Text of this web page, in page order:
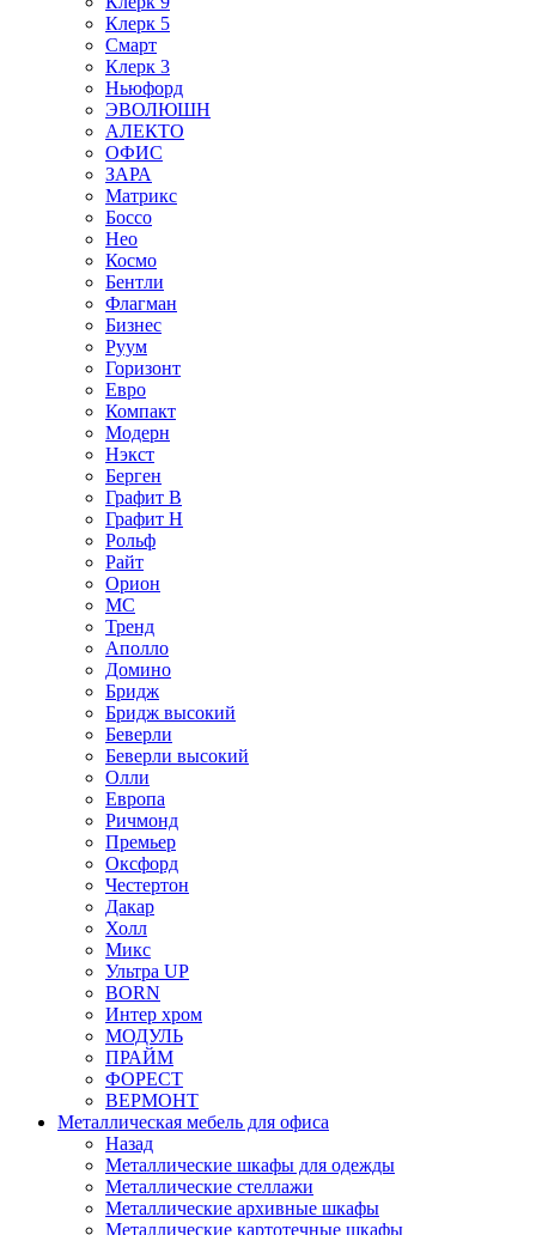
Клерк 5
Смарт
Клерк 3
Ньюфорд
ЭВОЛЮШН
АЛЕКТО
ОФИС
ЗАРА
Матрикс
Боссо
Нео
Космо
Бентли
Флагман
Бизнес
Руум
Горизонт
Евро
Компакт
Модерн
Нэкст
Берген
Графит В
Графит Н
Рольф
Райт
Орион
МС
Тренд
Аполло
Домино
Бридж
Бридж высокий
Беверли
Беверли высокий
Олли
Европа
Ричмонд
Премьер
Оксфорд
Честертон
Дакар
Холл
Микс
Ультра UP
BORN
Интер хром
МОДУЛЬ
ПРАЙМ
ФОРЕСТ
ВЕРМОНТ
Металлическая мебель для офиса
Назад
Металлические шкафы для одежды
Металлические стеллажи
Металлические архивные шкафы
Металлические картотечные шкафы